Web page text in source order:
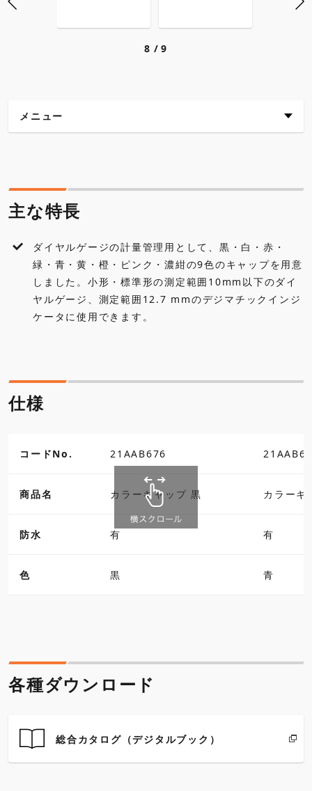
8 9
メニュー
仕様
各種ダウンロード
主な特長
ダイヤルゲージの計量管理用として、黒・白・赤・
緑・青・黄・橙・ピンク・濃紺の9色のキャップを用意
しました。小形・標準形の測定範囲10mm以下のダイ
ヤルゲージ、測定範囲12.7 mmのデジマチックインジ
ケータに使用できます。
仕様
コードNo. 21AAB676
商品名 カラーキャップ 黒 カラーキ
防水 有 有
色 黒 青
各種ダウンロード
総合カタログ（デジタルブック）